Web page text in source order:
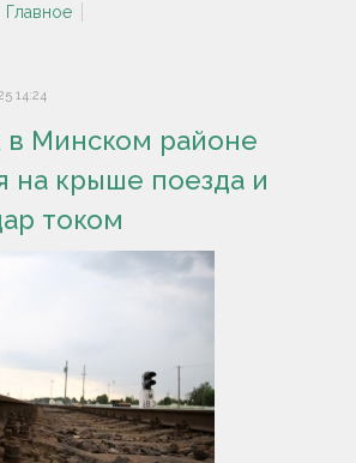
Главное
14:24
в Минском районе
на крыше поезда и
током